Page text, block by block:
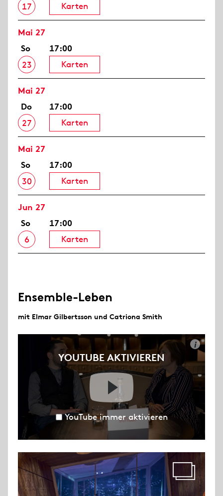
17
Karten
Mai 27
So
23
17:00
Karten
Mai 27
Do
27
17:00
Karten
Mai 27
So
30
17:00
Karten
Jun 27
So
6
17:00
Karten
Ensemble-Leben
mit Elmar Gilbertsson und Catriona Smith
YOUTUBE AKTIVIEREN
i
YouTube immer aktivieren